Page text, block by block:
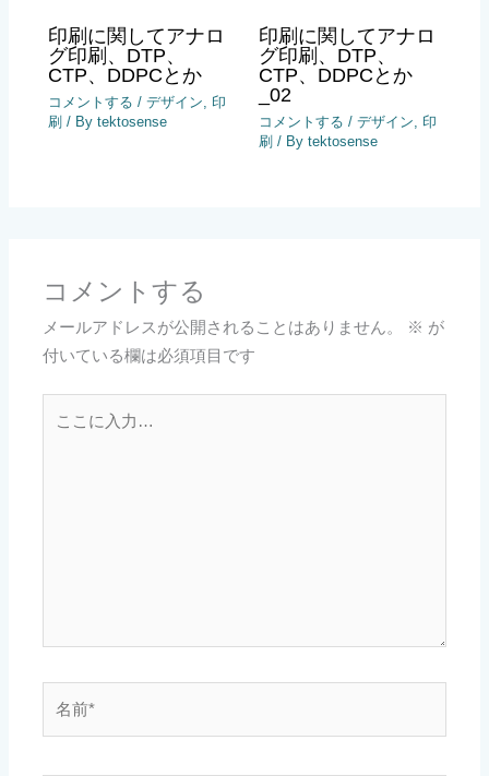
印刷に関してアナロ
グ印刷、DTP、
CTP、DDPCとか
コメントする /デザイン
印
刷 / Bytektosense
印刷に関してアナロ
グ印刷、DTP、
CTP、DDPCとか
_02
コメントする / デザイン
印
刷/ By tektosense
コメントする
メールアドレスが公開されることはありません。 ※ が
付いている欄は必須項目です